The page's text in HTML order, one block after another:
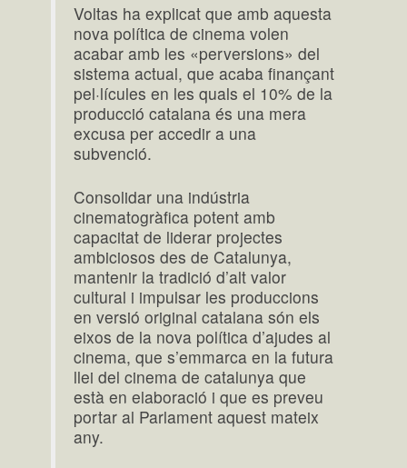
Voltas ha explicat que amb aquesta
nova política de cinema volen
acabar amb les «perversions» del
sistema actual, que acaba finançant
pel·lícules en les quals el 10% de la
producció catalana és una mera
excusa per accedir a una
subvenció.
Consolidar una indústria
cinematogràfica potent amb
capacitat de liderar projectes
ambiciosos des de Catalunya,
mantenir la tradició d’alt valor
cultural i impulsar les produccions
en versió original catalana són els
eixos de la nova política d’ajudes al
cinema, que s’emmarca en la futura
llei del cinema de catalunya que
està en elaboració i que es preveu
portar al Parlament aquest mateix
any.